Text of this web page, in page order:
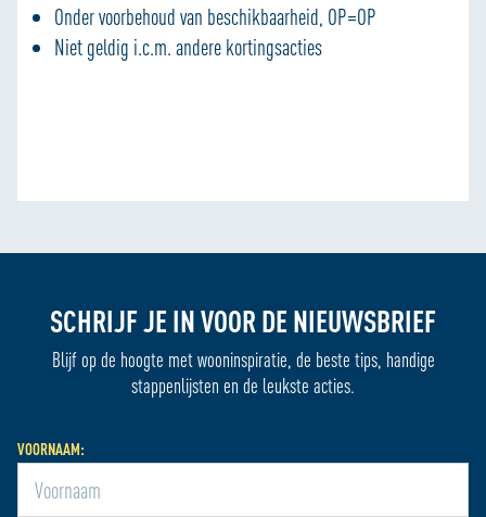
Onder voorbehoud van beschikbaarheid, OP=OP
Niet geldig i.c.m. andere kortingsacties
SCHRIJF JE IN VOOR DE NIEUWSBRIEF
Blijf op de hoogte met wooninspiratie, de beste tips, handige
stappenlijsten en de leukste acties.
VOORNAAM: